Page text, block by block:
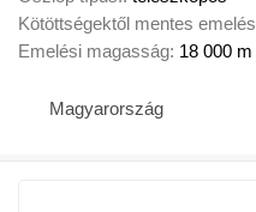
Kötöttségektől mentes emelés
Emelési magasság 18 000 m
Magyarország